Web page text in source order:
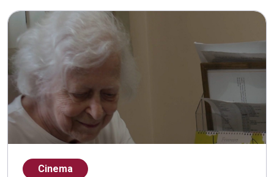
Cinema